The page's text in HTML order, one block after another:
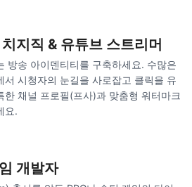
지직 & 유튜브 스트리머
방송 아이덴티티를 구축하세요. 수많은
서 시청자의 눈길을 사로잡고 클릭을 유
한 채널 프로필(프사)과 맞춤형 워터마크
요.
개발자